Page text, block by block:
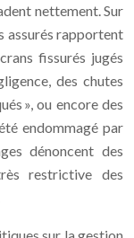
nettement. Sur
assurés rapportent
fissurés jugés
des chutes
», ou encore des
endommagé par
dénoncent des
restrictive des